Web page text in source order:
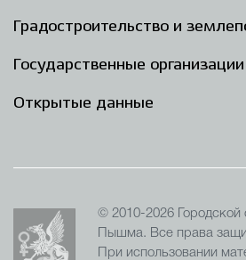
Градостроительство и
Государственные
Открытые данные
© 2010-2026 Городской
Пышма. Все права
При использовании